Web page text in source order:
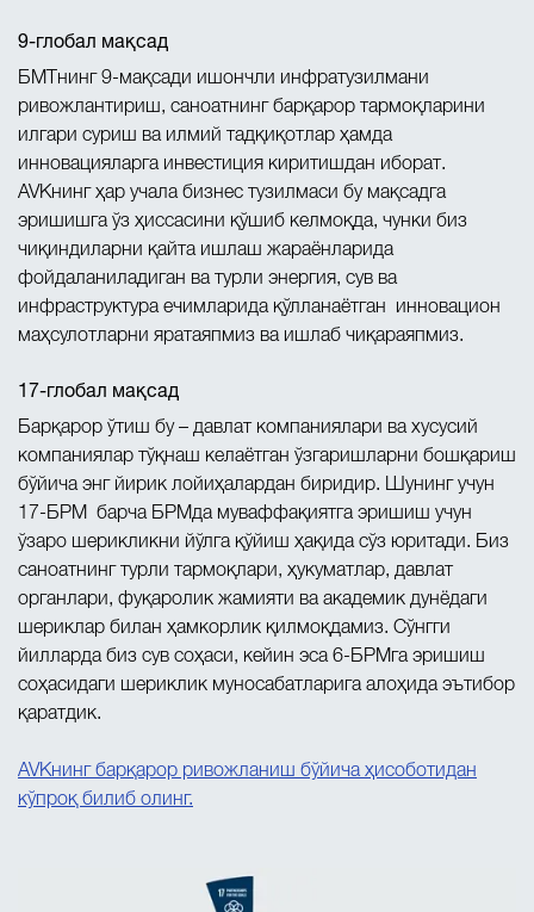
9-глобал мақсад
БМТнинг 9-мақсади ишончли инфратузилмани
ривожлантириш, саноатнинг барқарор тармоқларини
илгари суриш ва илмий тадқиқотлар ҳамда
инновацияларга инвестиция киритишдан иборат.
AVKнинг ҳар учала бизнес тузилмаси бу мақсадга
эришишга ўз ҳиссасини қўшиб келмоқда, чунки биз
чиқиндиларни қайта ишлаш жараёнларида
фойдаланиладиган ва турли энергия, сув ва
инфраструктура ечимларида қўлланаётган инновацион
маҳсулотларни яратаяпмиз ва ишлаб чиқараяпмиз.
17-глобал мақсад
Барқарор ўтиш бу – давлат компаниялари ва хусусий
компаниялар тўқнаш келаётган ўзгаришларни бошқариш
бўйича энг йирик лойиҳалардан биридир. Шунинг учун
17-БРМ барча БРМда муваффақиятга эришиш учун
ўзаро шерикликни йўлга қўйиш ҳақида сўз юритади. Биз
саноатнинг турли тармоқлари, ҳукуматлар, давлат
органлари, фуқаролик жамияти ва академик дунёдаги
шериклар билан ҳамкорлик қилмоқдамиз. Сўнгги
йилларда биз сув соҳаси, кейин эса 6-БРМга эришиш
соҳасидаги шериклик муносабатларига алоҳида эътибор
қаратдик.
AVKнинг барқарор ривожланиш бўйича ҳисоботидан
кўпроқ билиб олинг.